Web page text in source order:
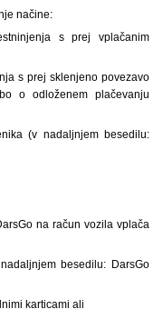
načine:
s prej vplačanim
s prej sklenjeno povezavo
o odloženem plačevanju
(v nadaljnjem besedilu:
na račun vozila vplača
besedilu: DarsGo
karticami ali